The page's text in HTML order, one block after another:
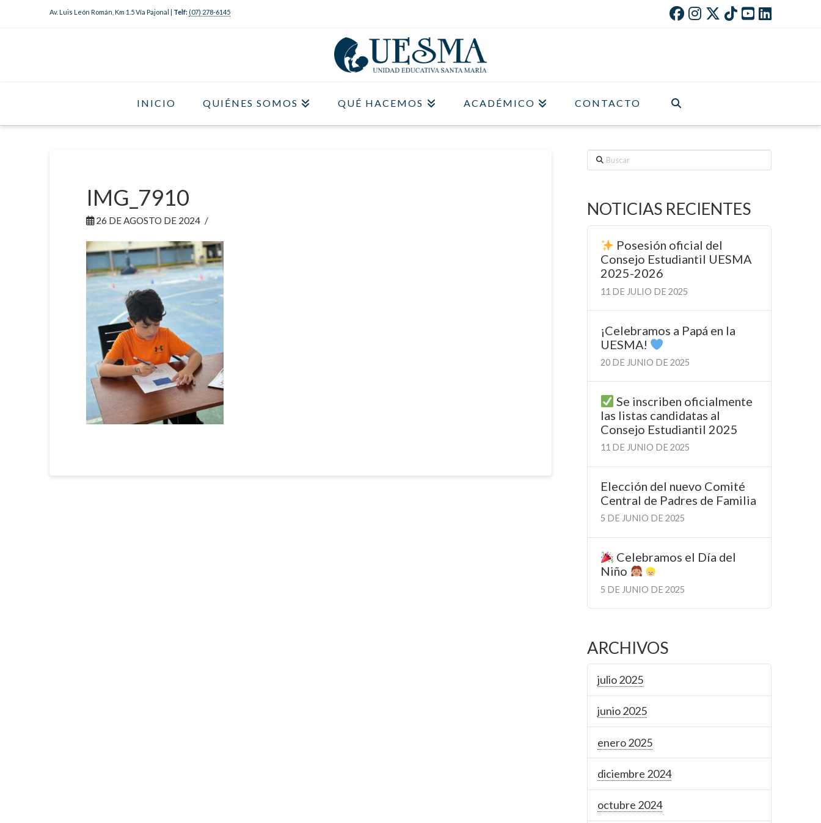
Av. Luis León Román, Km 1.5 Vía Pajonal | Telf: (07) 278-6145
INICIO QUIÉNES SOMOS QUÉ HACEMOS ACADÉMICO CONTACTO
IMG_7910
26 DE AGOSTO DE 2024
Buscar
NOTICIAS RECIENTES
Posesión oficial del
Consejo Estudiantil UESMA
2025-2026
11 DE JULIO DE 2025
¡Celebramos a Papá en la
UESMA!
20 DE JUNIO DE 2025
Se inscriben oficialmente
las listas candidatas al
Consejo Estudiantil 2025
11 DE JUNIO DE 2025
Elección del nuevo Comité
Central de Padres de Familia
5 DE JUNIO DE 2025
Celebramos el Día del
Niño
5 DE JUNIO DE 2025
ARCHIVOS
julio 2025
junio 2025
enero 2025
diciembre 2024
octubre 2024